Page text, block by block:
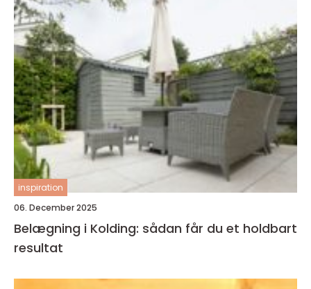
inspiration
06. December 2025
Belægning i Kolding: sådan får du et holdbart
resultat